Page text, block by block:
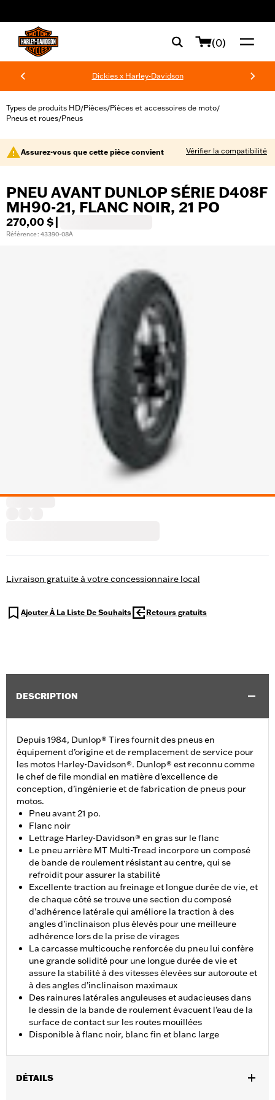
(0)
Dickies x Harley-Davidson
Types de produits HD/Pièces/Pièces et accessoires de moto/
Pneus et roues/Pneus
Assurez-vous que cette pièce convient Vérifier la compatibilité
PNEU AVANT DUNLOP SÉRIE D408F
MH90-21, FLANC NOIR, 21 PO
270,00 $
Référence : 43390-08A
Livraison gratuite à votre concessionnaire local
Ajouter À La Liste De Souhaits Retours gratuits
DESCRIPTION
Depuis 1984, Dunlop® Tires fournit des pneus en
équipement d’origine et de remplacement de service pour
les motos Harley-Davidson®. Dunlop® est reconnu comme
le chef de file mondial en matière d’excellence de
conception, d’ingénierie et de fabrication de pneus pour
motos.
Pneu avant 21 po.
Flanc noir
Lettrage Harley-Davidson® en gras sur le flanc
Le pneu arrière MT Multi-Tread incorpore un composé
de bande de roulement résistant au centre, qui se
refroidit pour assurer la stabilité
Excellente traction au freinage et longue durée de vie, et
de chaque côté se trouve une section du composé
d’adhérence latérale qui améliore la traction à des
angles d’inclinaison plus élevés pour une meilleure
adhérence lors de la prise de virages
La carcasse multicouche renforcée du pneu lui confère
une grande solidité pour une longue durée de vie et
assure la stabilité à des vitesses élevées sur autoroute et
à des angles d’inclinaison maximaux
Des rainures latérales anguleuses et audacieuses dans
le dessin de la bande de roulement évacuent l’eau de la
surface de contact sur les routes mouillées
Disponible à flanc noir, blanc fin et blanc large
DÉTAILS